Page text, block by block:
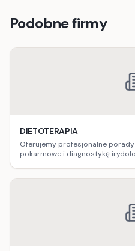
Podobne firmy
DIETOTERAPIA
Oferujemy profesjonalne
pokarmowe i diagnostykę